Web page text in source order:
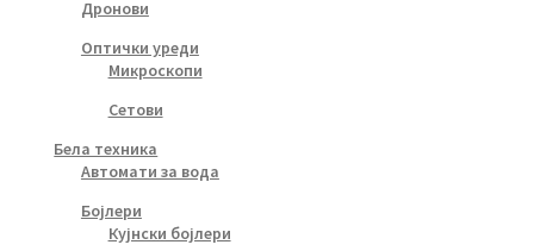
Дронови
Оптички уреди
Микроскопи
Сетови
Бела техника
Автомати за вода
Бојлери
Кујнски бојлери